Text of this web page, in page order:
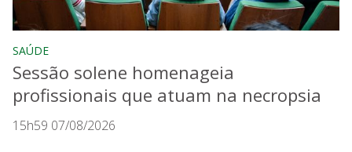
SAÚDE
Sessão solene homenageia
profissionais que atuam na necropsia
15h59 07/08/2026